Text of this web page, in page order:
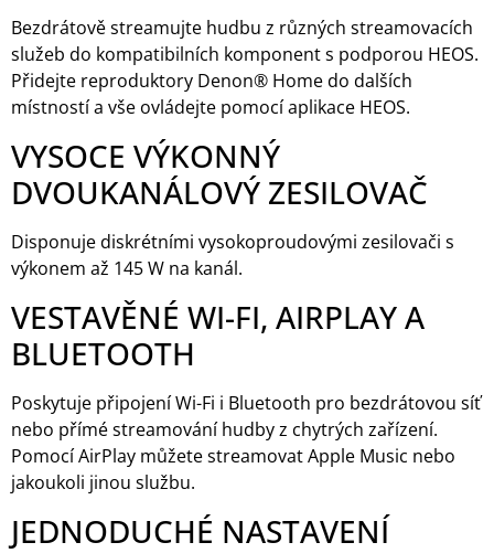
Bezdrátově streamujte hudbu z různých streamovacích
služeb do kompatibilních komponent s podporou HEOS.
Přidejte reproduktory Denon® Home do dalších
místností a vše ovládejte pomocí aplikace HEOS.
VYSOCE VÝKONNÝ
DVOUKANÁLOVÝ ZESILOVAČ
Disponuje diskrétními vysokoproudovými zesilovači s
výkonem až 145 W na kanál.
VESTAVĚNÉ WI-FI, AIRPLAY A
BLUETOOTH
Poskytuje připojení Wi-Fi i Bluetooth pro bezdrátovou síť
nebo přímé streamování hudby z chytrých zařízení.
Pomocí AirPlay můžete streamovat Apple Music nebo
jakoukoli jinou službu.
JEDNODUCHÉ NASTAVENÍ